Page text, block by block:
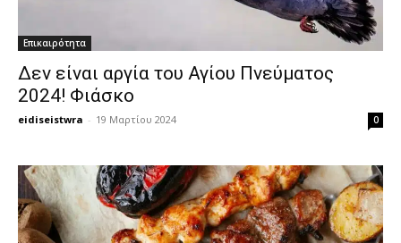
Επικαιρότητα
Δεν είναι αργία του Αγίου Πνεύματος
2024! Φιάσκο
eidiseistwra - 19 Μαρτίου 2024 0